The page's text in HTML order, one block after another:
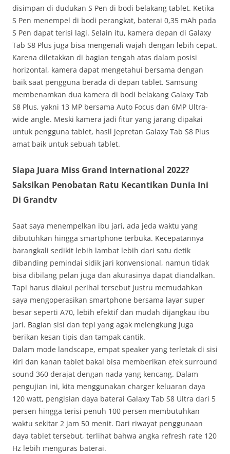
disimpan di dudukan S Pen di bodi belakang tablet. Ketika
S Pen menempel di bodi perangkat, baterai 0,35 mAh pada
S Pen dapat terisi lagi. Selain itu, kamera depan di Galaxy
Tab S8 Plus juga bisa mengenali wajah dengan lebih cepat.
Karena diletakkan di bagian tengah atas dalam posisi
horizontal, kamera dapat mengetahui bersama dengan
baik saat pengguna berada di depan tablet. Samsung
membenamkan dua kamera di bodi belakang Galaxy Tab
S8 Plus, yakni 13 MP bersama Auto Focus dan 6MP Ultra-
wide angle. Meski kamera jadi fitur yang jarang dipakai
untuk pengguna tablet, hasil jepretan Galaxy Tab S8 Plus
amat baik untuk sebuah tablet.
Siapa Juara Miss Grand International 2022?
Saksikan Penobatan Ratu Kecantikan Dunia Ini
Di Grandtv
Saat saya menempelkan ibu jari, ada jeda waktu yang
dibutuhkan hingga smartphone terbuka. Kecepatannya
barangkali sedikit lebih lambat lebih dari satu detik
dibanding pemindai sidik jari konvensional, namun tidak
bisa dibilang pelan juga dan akurasinya dapat diandalkan.
Tapi harus diakui perihal tersebut justru memudahkan
saya mengoperasikan smartphone bersama layar super
besar seperti A70, lebih efektif dan mudah dijangkau ibu
jari. Bagian sisi dan tepi yang agak melengkung juga
berikan kesan tipis dan tampak cantik.
Dalam mode landscape, empat speaker yang terletak di sisi
kiri dan kanan tablet bakal bisa memberikan efek surround
sound 360 derajat dengan nada yang kencang. Dalam
pengujian ini, kita menggunakan charger keluaran daya
120 watt, pengisian daya baterai Galaxy Tab S8 Ultra dari 5
persen hingga terisi penuh 100 persen membutuhkan
waktu sekitar 2 jam 50 menit. Dari riwayat penggunaan
daya tablet tersebut, terlihat bahwa angka refresh rate 120
Hz lebih menguras baterai.